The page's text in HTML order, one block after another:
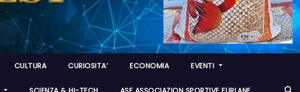
CULTURA CURIOSITA’ ECONOMIA EVENTI